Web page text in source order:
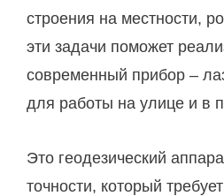
строения на местности,
эти задачи поможет
современный прибор –
для работы на улице и в
Это геодезический
точности, который